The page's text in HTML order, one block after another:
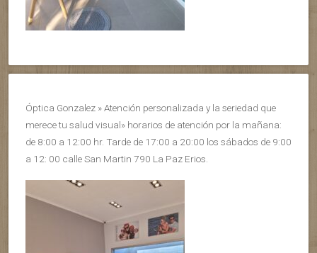
Óptica Gonzalez » Atención personalizada y la seriedad que
merece tu salud visual» horarios de atención por la mañana:
de 8:00 a 12:00 hr. Tarde de 17:00 a 20:00 los sábados de 9:00
a 12: 00 calle San Martin 790 La Paz Erios.